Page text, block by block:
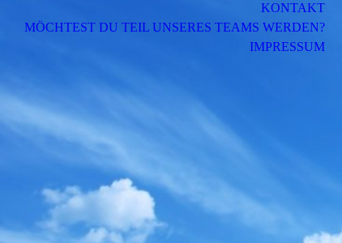
KONTAKT
MÖCHTEST DU TEIL UNSERES TEAMS WERDEN?
IMPRESSUM